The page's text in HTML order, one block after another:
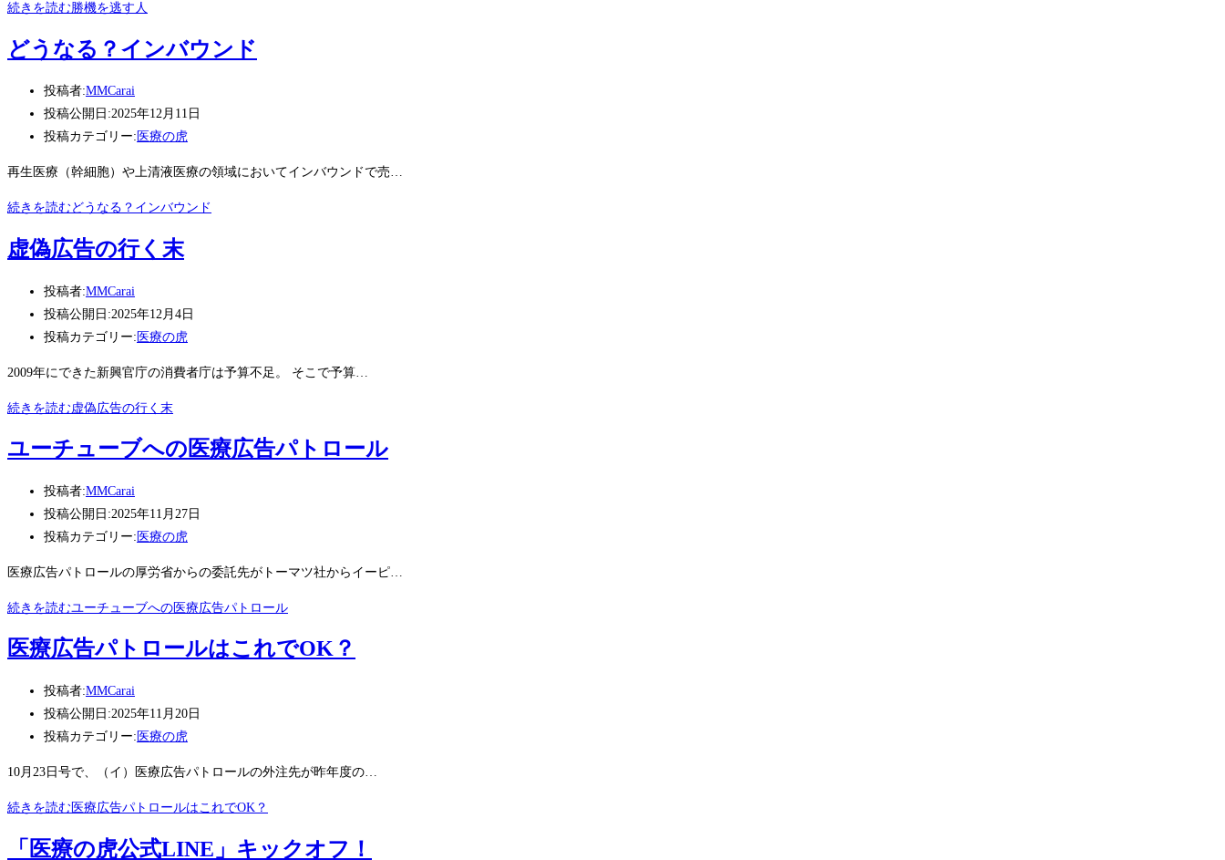
続きを読む勝機を逃す人
どうなる？インバウンド
投稿者:MMCarai
投稿公開日:2025年12月11日
投稿カテゴリー: 医療の虎
再生医療（幹細胞）や上清液医療の領域においてインバウンドで売…
続きを読むどうなる？インバウンド
虚偽広告の行く末
投稿者:MMCarai
投稿公開日:2025年12月4日
投稿カテゴリー: 医療の虎
2009年にできた新興官庁の消費者庁は予算不足。 そこで予算…
続きを読む虚偽広告の行く末
ユーチューブへの医療広告パトロール
投稿者:MMCarai
投稿公開日:2025年11月27日
投稿カテゴリー: 医療の虎
医療広告パトロールの厚労省からの委託先がトーマツ社からイーピ…
続きを読むユーチューブへの医療広告パトロール
医療広告パトロールはこれでOK？
投稿者:MMCarai
投稿公開日:2025年11月20日
投稿カテゴリー: 医療の虎
10月23日号で、（イ）医療広告パトロールの外注先が昨年度の…
続きを読む 医療広告パトロールはこれでOK？
「医療の虎公式LINE」キックオフ！